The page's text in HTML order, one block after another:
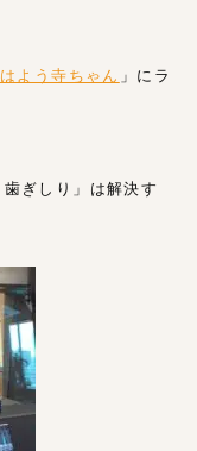
よう寺ちゃん 」にラ
ぎしり」は解決す